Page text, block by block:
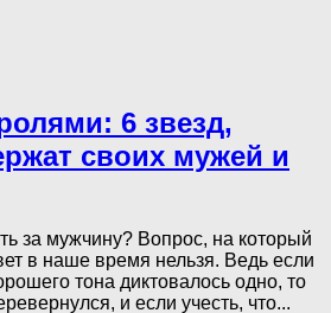
6 звезд,
своих мужей и
за мужчину? Вопрос, на который
в наше время нельзя. Ведь если
тона диктовалось одно, то
и если учесть, что...